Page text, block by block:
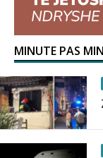
MINUTE PAS